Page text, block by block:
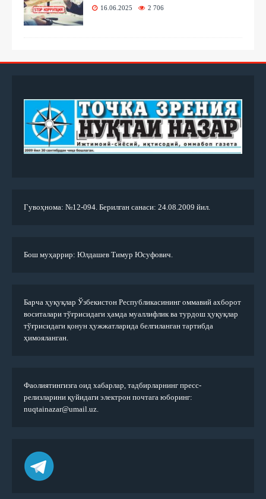
16.06.2025 2 706
Гувоҳнома: №12-094. Берилган санаси: 24.08.2009 йил.
Бош муҳаррир: Юлдашев Тимур Юсуфович.
Барча ҳуқуқлар Ўзбекистон Республикасининг оммавий ахборот
воситалари тўғрисидаги ҳамда муаллифлик ва турдош ҳуқуқлар
тўғрисидаги қонун ҳужжатларида белгиланган тартибда
ҳимояланган.
Фаолиятингизга оид хабарлар, тадбирларнинг пресс-
релизларини қуйидаги электрон почтага юборинг:
nuqtainazar@umail.uz.